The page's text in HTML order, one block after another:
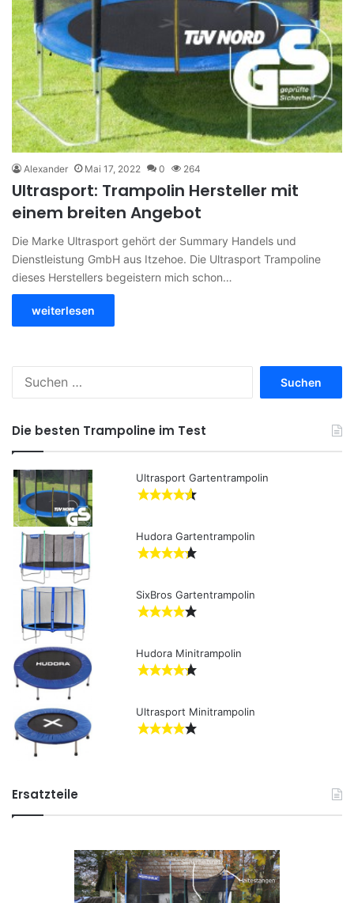
Alexander Mai 17, 2022 0 264
Ultrasport: Trampolin Hersteller mit
einem breiten Angebot
Die Marke Ultrasport gehört der Summary Handels und
Dienstleistung GmbH aus Itzehoe. Die Ultrasport Trampoline
dieses Herstellers begeistern mich schon…
weiterlesen
a
Die besten Trampoline im Test
Ultrasport Gartentrampolin
Hudora Gartentrampolin
SixBros Gartentrampolin
Hudora Minitrampolin
Ultrasport Minitrampolin
Ersatzteile